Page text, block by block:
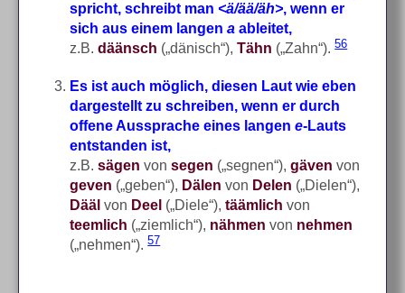
spricht, schreibt man <ä/ää/äh>, wenn er
sich aus einem langena ableitet,
z.B.däänsch („dänisch“),Tähn („Zahn“).56
Es ist auch möglich, diesen Laut wie eben
dargestellt zu schreiben, wenn er durch
offene Aussprache eines langene-Lauts
entstanden ist,
z.B.sägen vonsegen („segnen“),gäven von
geven („geben“), Dälen von Delen („Dielen“),
Dääl von Deel („Diele“),täämlich von
teemlich („ziemlich“), nähmen von nehmen
(„nehmen“).57